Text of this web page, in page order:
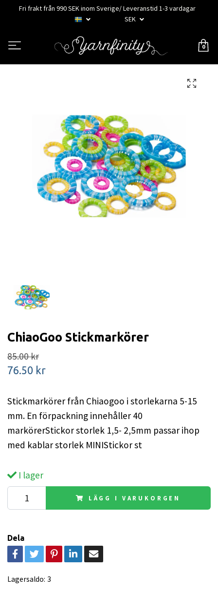
Fri frakt från 990 SEK inom Sverige/ Leveranstid 1-3 vardagar
SEK
0
ChiaoGoo Stickmarkörer
85.00 kr
76.50 kr
Stickmarkörer från Chiaogoo i storlekarna 5-15
mm. En förpackning innehåller 40
markörerStickor storlek 1,5- 2,5mm passar ihop
med kablar storlek MINIStickor st
I lager
LÄGG I VARUKORGEN
Dela
Lagersaldo: 3